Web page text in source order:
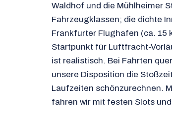
Waldhof und die Mühlheimer
Fahrzeugklassen; die dichte
Frankfurter Flughafen (ca. 15
Startpunkt für Luftfracht-
ist realistisch. Bei Fahrten
unsere Disposition die
Laufzeiten schönzurechnen.
fahren wir mit festen Slots